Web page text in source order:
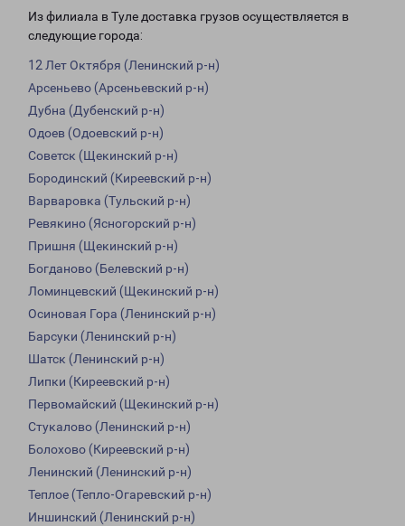
Из филиала в Туле доставка грузов осуществляется в
следующие города:
12 Лет Октября (Ленинский р-н)
Арсеньево (Арсеньевский р-н)
Дубна (Дубенский р-н)
Одоев (Одоевский р-н)
Советск (Щекинский р-н)
Бородинский (Киреевский р-н)
Варваровка (Тульский р-н)
Ревякино (Ясногорский р-н)
Пришня (Щекинский р-н)
Богданово (Белевский р-н)
Ломинцевский (Щекинский р-н)
Осиновая Гора (Ленинский р-н)
Барсуки (Ленинский р-н)
Шатск (Ленинский р-н)
Липки (Киреевский р-н)
Первомайский (Щекинский р-н)
Стукалово (Ленинский р-н)
Болохово (Киреевский р-н)
Ленинский (Ленинский р-н)
Теплое (Тепло-Огаревский р-н)
Иншинский (Ленинский р-н)